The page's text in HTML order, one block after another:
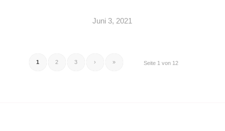
Juni 3, 2021
Seite 1 von 12
1 2 3 › »